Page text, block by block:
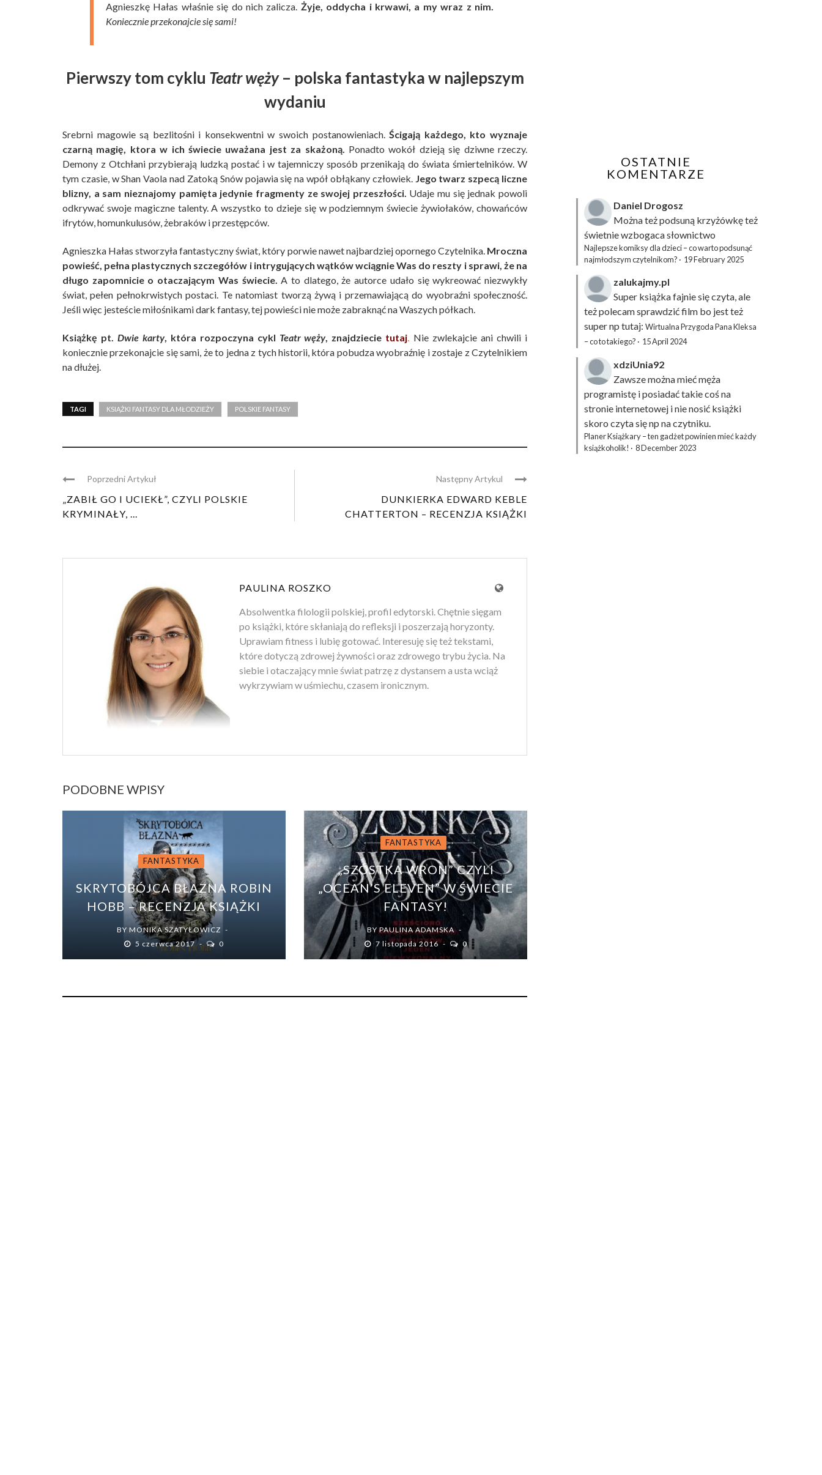
Agnieszkę Hałas właśnie się do nich zalicza. Żyje, oddycha i krwawi, a my wraz z nim.
Koniecznie przekonajcie się sami!
Pierwszy tom cyklu Teatr węży– polska fantastyka w najlepszym
wydaniu
Srebrni magowie są bezlitośni i konsekwentni w swoich postanowieniach.Ścigają każdego, kto wyznaje
czarną magię, ktora w ich świecie uważana jest za skażoną. Ponadto wokół dzieją się dziwne rzeczy.
Demony z Otchłani przybierają ludzką postać i w tajemniczy sposób przenikają do świata śmiertelników. W
tym czasie, w Shan Vaola nad Zatoką Snów pojawia się na wpół obłąkany człowiek. Jego twarz szpecą liczne
blizny, a sam nieznajomy pamięta jedynie fragmenty ze swojej przeszłości. Udaje mu się jednak powoli
odkrywać swoje magiczne talenty. A wszystko to dzieje się w podziemnym świecie żywiołaków, chowańców
ifrytów, homunkulusów, żebraków i przestępców.
Agnieszka Hałas stworzyła fantastyczny świat, który porwie nawet najbardziej opornego Czytelnika. Mroczna
powieść, pełna plastycznych szczegółów i intrygujących wątków wciągnie Was do reszty i sprawi, że na
długo zapomnicie o otaczającym Was świecie. A to dlatego, że autorce udało się wykreować niezwykły
świat, pełen pełnokrwistych postaci. Te natomiast tworzą żywą i przemawiającą do wyobraźni społeczność.
Jeśli więc jesteście miłośnikami dark fantasy, tej powieści nie może zabraknąć na Waszych półkach.
Książkę pt. Dwie karty, która rozpoczyna cykl Teatr węży, znajdziecie tutaj Nie zwlekajcie ani chwili i
koniecznie przekonajcie się sami, że to jedna z tych historii, która pobudza wyobraźnię i zostaje z Czytelnikiem
na dłużej.
TAGI KSIĄŻKI FANTASY DLA MŁODZIEŻY POLSKIE FANTASY
Poprzedni Artykuł
„ZABIŁ GO I UCIEKŁ”, CZYLI POLSKIE
KRYMINAŁY, ...
Następny Artykul
DUNKIERKA EDWARD KEBLE
CHATTERTON – RECENZJA KSIĄŻKI
PAULINA ROSZKO
Absolwentka filologii polskiej, profil edytorski. Chętnie sięgam
po książki, które skłaniają do refleksji i poszerzają horyzonty.
Uprawiam fitness i lubię gotować. Interesuję się też tekstami,
które dotyczą zdrowej żywności oraz zdrowego trybu życia. Na
siebie i otaczający mnie świat patrzę z dystansem a usta wciąż
wykrzywiam w uśmiechu, czasem ironicznym.
PODOBNE WPISY
FANTASTYKA
SKRYTOBÓJCA BŁAZNA ROBIN
HOBB – RECENZJA KSIĄŻKI
BYMONIKA SZATYŁOWICZ
5 czerwca 2017
0
FANTASTYKA
„SZÓSTKA WRON” CZYLI
„OCEAN’S ELEVEN” W ŚWIECIE
FANTASY!
BYPAULINA ADAMSKA
7 listopada 2016
0
OSTATNIE
KOMENTARZE
Daniel Drogosz
Można też podsuną krzyżówkęteż
świetnie wzbogaca słownictwo
Najlepsze komiksy dla dzieci – co warto podsunąć
najmłodszym czytelnikom? · 19 February 2025
zalukajmy.pl
Super książka fajnie się czyta, ale
też polecam sprawdzić film bo jest też
super np tutaj: Wirtualna Przygoda Pana Kleksa
– co to takiego? · 15 April 2024
xdziUnia92
Zawsze można mieć męża
programistę i posiadać takie coś na
stronie internetowej i nie nosić książki
skoro czyta się np na czytniku.
Planer Książkary – ten gadżet powinien mieć każdy
książkoholik! · 8 December 2023